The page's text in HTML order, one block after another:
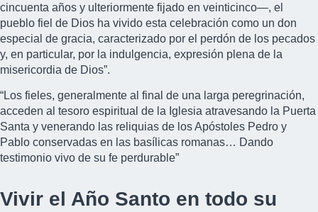
cincuenta años y ulteriormente fijado en veinticinco—, el
pueblo fiel de Dios ha vivido esta celebración como un don
especial de gracia, caracterizado por el perdón de los pecados
y, en particular, por la indulgencia, expresión plena de la
misericordia de Dios”.
“Los fieles, generalmente al final de una larga peregrinación,
acceden al tesoro espiritual de la Iglesia atravesando la Puerta
Santa y venerando las reliquias de los Apóstoles Pedro y
Pablo conservadas en las basílicas romanas… Dando
testimonio vivo de su fe perdurable”
Vivir el Año Santo en todo su